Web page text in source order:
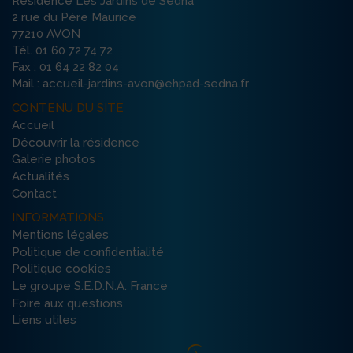
2 rue du Père Maurice
77210 AVON
Tél. 01 60 72 74 72
Fax : 01 64 22 82 04
Mail : accueil-jardins-avon@ehpad-sedna.fr
CONTENU DU SITE
Accueil
Découvrir la résidence
Galerie photos
Actualités
Contact
INFORMATIONS
Mentions légales
Politique de confidentialité
Politique cookies
Le groupe S.E.D.N.A. France
Foire aux questions
Liens utiles